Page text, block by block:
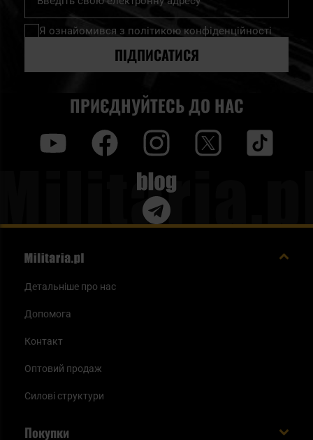
нашу
розсилку
Я ознайомився з політикою конфіденційності
ПІДПИСАТИСЯ
ПРИЄДНУЙТЕСЬ ДО НАС
Blog
Детальніше про нас
Допомога
Контакт
Оптовий продаж
Силові структури
Покупки